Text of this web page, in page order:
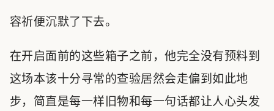
容祈便沉默了下去。
在开启面前的这些箱子之前，他完全没有预料到
这场本该十分寻常的查验居然会走偏到如此地
步，简直是每一样旧物和每一句话都让人心头发